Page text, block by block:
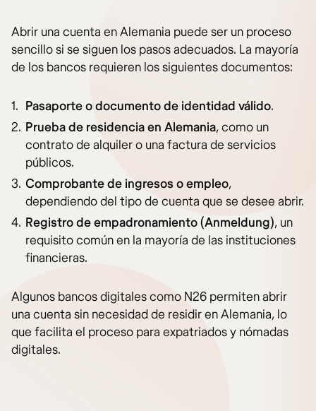
Abrir una cuenta en Alemania puede ser un proceso
sencillo si se siguen los pasos adecuados. La mayoría
de los bancos requieren los siguientes documentos:
Pasaporte o documento de identidad válido.
Prueba de residencia en Alemania, como un
contrato de alquiler o una factura de servicios
públicos.
Comprobante de ingresos o empleo,
dependiendo del tipo de cuenta que se desee abrir.
Registro de empadronamiento (Anmeldung), un
requisito común en la mayoría de las instituciones
financieras.
Algunos bancos digitales como N26 permiten abrir
una cuenta sin necesidad de residir en Alemania, lo
que facilita el proceso para expatriados y nómadas
digitales.